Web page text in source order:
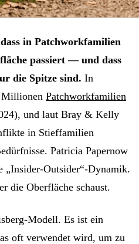
in Patchworkfamilien
passiert — und dass
die Spitze sind. In
Millionen Patchworkfamilien
und laut Bray & Kelly
in Stieffamilien
Patricia Papernow
„Insider-Outsider“-Dynamik.
die Oberfläche schaust.
Modell. Es ist ein
oft verwendet wird, um zu